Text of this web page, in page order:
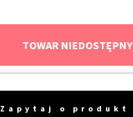
TOWAR NIEDOSTĘPNY
Zapytaj o produkt